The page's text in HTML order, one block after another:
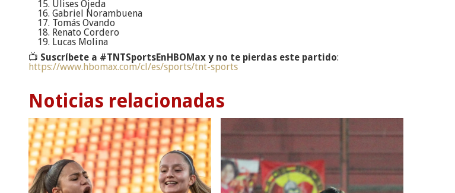
Ulises Ojeda
Gabriel Norambuena
Tomás Ovando
Renato Cordero
Lucas Molina
📺 Suscríbete a #TNTSportsEnHBOMax y no te pierdas este partido:
https://www.hbomax.com/cl/es/sports/tnt-sports
Noticias relacionadas